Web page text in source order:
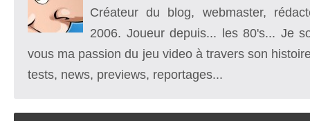
Créateur du blog, webmaster,
2006. Joueur depuis... les 80's... Je
vous ma passion du jeu video à travers son
tests, news, previews, reportages...